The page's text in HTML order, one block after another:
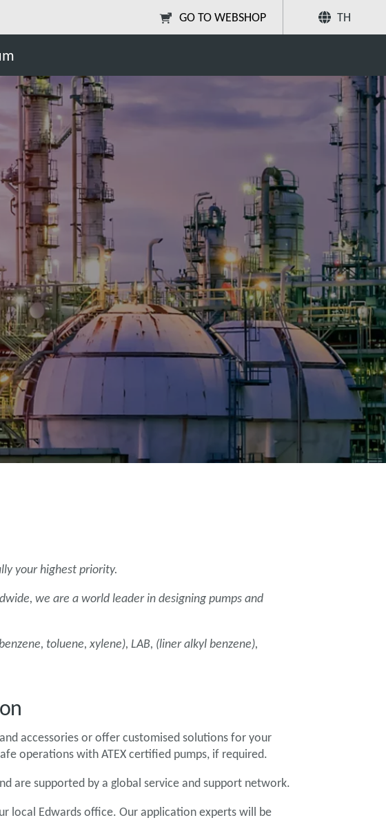
GO TO WEBSHOP TH
Petrochemical industries
แบ่ง
ปัน
your highest priority.
we are a world leader in designing pumps and
toluene, xylene), LAB, (liner alkyl benzene),
accessories or offer customised solutions for your
operations with ATEX certified pumps, if required.
are supported by a global service and support network.
local Edwards office. Our application experts will be